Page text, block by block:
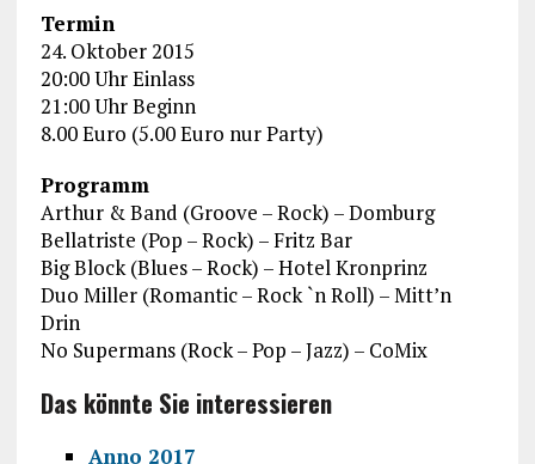
Termin
24. Oktober 2015
20:00 Uhr Einlass
21:00 Uhr Beginn
8.00 Euro (5.00 Euro nur Party)
Programm
Arthur & Band (Groove – Rock) – Domburg
Bellatriste (Pop – Rock) – Fritz Bar
Big Block (Blues – Rock) – Hotel Kronprinz
Duo Miller (Romantic – Rock `n Roll) – Mitt’n
Drin
No Supermans (Rock – Pop – Jazz) – CoMix
Das könnte Sie interessieren
Anno 2017